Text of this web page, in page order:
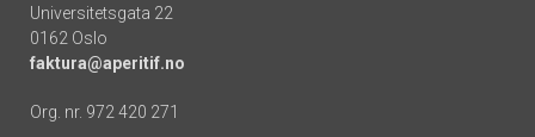
Universitetsgata 22
0162 Oslo
faktura@aperitif.no
Org. nr. 972 420 271